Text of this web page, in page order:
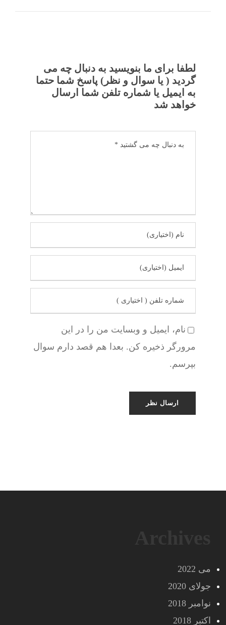
لطفا برای ما بنویسید به دنبال چه می
گردید ( یا سوال و نظر) پاسخ شما حتما
به ایمیل یا شماره تلفن شما ارسال
خواهد شد
نام، ایمیل و وبسایت من را در این
مرورگر ذخیره کن. بعدا هم قصد دارم سوال
بپرسم.
می 2022
جولای 2020
نوامبر 2018
اکتبر 2018